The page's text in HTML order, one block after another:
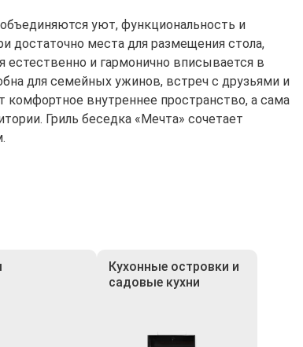
уют, функциональность и
достаточно места для размещения стола,
и гармонично вписывается в
для семейных ужинов, встреч с друзьями и
внутреннее пространство, а сама
Гриль беседка «Мечта» сочетает
Кухонные островки и
садовые кухни